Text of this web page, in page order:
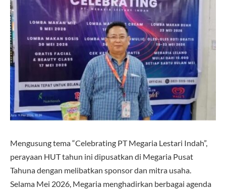
Mengusung tema “Celebrating PT Megaria Lestari Indah”,
perayaan HUT tahun ini dipusatkan di Megaria Pusat
Tahuna dengan melibatkan sponsor dan mitra usaha.
Selama Mei 2026, Megaria menghadirkan berbagai agenda